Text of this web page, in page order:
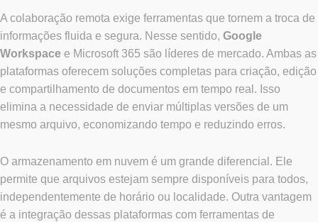
A colaboração remota exige ferramentas que tornem a troca de
informações fluida e segura. Nesse sentido, Google
Workspace e Microsoft 365 são líderes de mercado. Ambas as
plataformas oferecem soluções completas para criação, edição
e compartilhamento de documentos em tempo real. Isso
elimina a necessidade de enviar múltiplas versões de um
mesmo arquivo, economizando tempo e reduzindo erros.
O armazenamento em nuvem é um grande diferencial. Ele
permite que arquivos estejam sempre disponíveis para todos,
independentemente de horário ou localidade. Outra vantagem
é a integração dessas plataformas com ferramentas de